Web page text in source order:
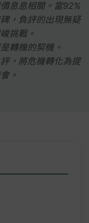
息息相關。當92%
，負評的出現無疑
挑戰。
轉機的契機。
，將危機轉化為提
。